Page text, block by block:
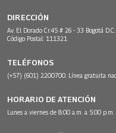
DIRECCIÓN
Av. El Dorado Cr.45 # 26 - 33 Bogotá D.C.
Código Postal: 111321
TELÉFONOS
(+57) (601) 2200700. Línea gratuita
HORARIO DE ATENCIÓN
Lunes a viernes de 8:00 a.m. a 5:00 p.m.